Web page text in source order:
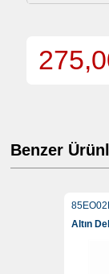
Benzer
Altın